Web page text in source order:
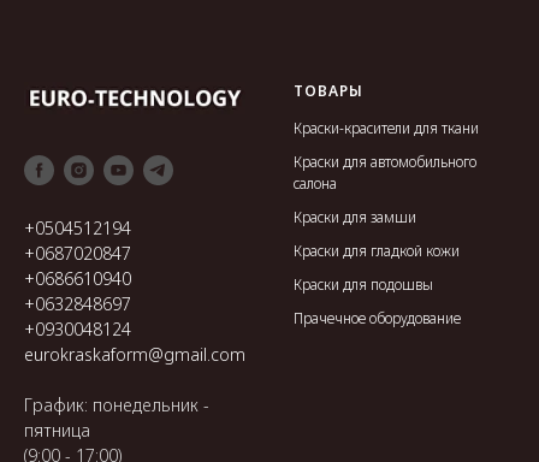
+0504512194
+0687020847
+0686610940
+0632848697
+0930048124
eurokraskaform@gmail.com
График: понедельник -
пятница
(9:00 - 17:00)
ТОВАРЫ
Краски-красители для ткани
Краски для автомобильного
салона
Краски для замши
Краски для гладкой кожи
Краски для подошвы
Прачечное оборудование